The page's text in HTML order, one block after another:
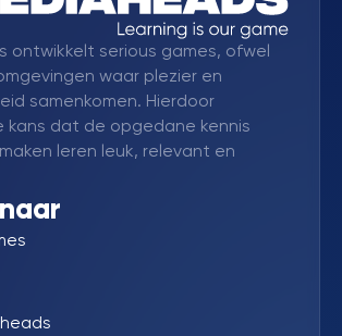
ontwikkelt serious games, ofwel
waar plezier en
samenkomen. Hierdoor
kans dat de opgedane kennis
leren leuk, relevant en